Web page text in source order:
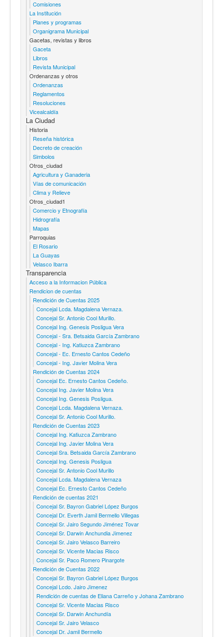
Comisiones
La Institución
Planes y programas
Organigrama Municipal
Gacetas, revistas y libros
Gaceta
Libros
Revista Municipal
Ordenanzas y otros
Ordenanzas
Reglamentos
Resoluciones
Vicealcaldía
La Ciudad
Historia
Reseña histórica
Decreto de creación
Simbolos
Otros_ciudad
Agricultura y Ganaderia
Vías de comunicación
Clima y Relieve
Otros_ciudad1
Comercio y Etnografía
Hidrografía
Mapas
Parroquias
El Rosario
La Guayas
Velasco Ibarra
Transparencia
Acceso a la Informacion Pública
Rendicion de cuentas
Rendición de Cuentas 2025
Concejal Lcda. Magdalena Vernaza.
Concejal Sr. Antonio Cool Murillo.
Concejal Ing. Genesis Posligua Vera
Concejal - Sra. Betsaida García Zambrano
Concejal - Ing. Katiuzca Zambrano
Concejal - Ec. Ernesto Cantos Cedeño
Concejal - Ing. Javier Molina Vera
Rendición de Cuentas 2024
Concejal Ec. Ernesto Cantos Cedeño.
Concejal Ing. Javier Molina Vera
Concejal Ing. Genesis Posligua.
Concejal Lcda. Magdalena Vernaza.
Concejal Sr. Antonio Cool Murillo.
Rendición de Cuentas 2023
Concejal Ing. Katiuzca Zambrano
Concejal Ing. Javier Molina Vera
Concejal Sra. Betsaida García Zambrano
Concejal Ing. Genesis Posligua
Concejal Sr. Antonio Cool Murillo
Concejal Lcda. Magdalena Vernaza
Concejal Ec. Ernesto Cantos Cedeño
Rendición de cuentas 2021
Concejal Sr. Bayron Gabriel López Burgos
Concejal Dr. Everth Jamil Bermello Villegas
Concejal Sr. Jairo Segundo Jiménez Tovar
Concejal Sr. Darwin Anchundia Jimenez
Concejal Sr. Jairo Velasco Barreiro
Concejal Sr. Vicente Macias Risco
Concejal Sr. Paco Romero Pinargote
Rendición de Cuentas 2022
Concejal Sr. Bayron Gabriel López Burgos
Concejal Lcdo. Jairo Jimenez
Rendición de cuentas de Eliana Carreño y Johana Zambrano
Concejal Sr. Vicente Macias Risco
Concejal Sr. Darwin Anchundía
Concejal Sr. Jairo Velasco
Concejal Dr. Jamil Bermello